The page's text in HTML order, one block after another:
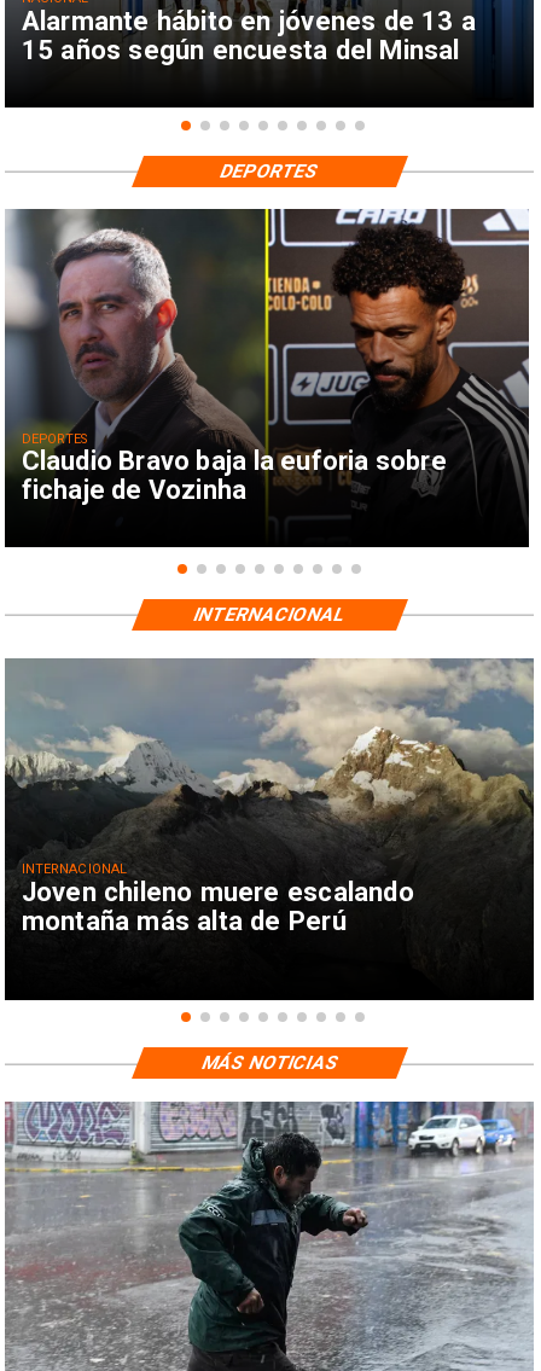
Alarmante hábito en jóvenes de 13 a
15 años según encuesta del Minsal
Claudio Bravo baja la euforia sobre
fichaje de Vozinha
DEPORTES
DEPORTES
Joven chileno muere escalando
montaña más alta de Perú
INTERNACIONAL
INTERNACIONAL
MÁS NOTICIAS